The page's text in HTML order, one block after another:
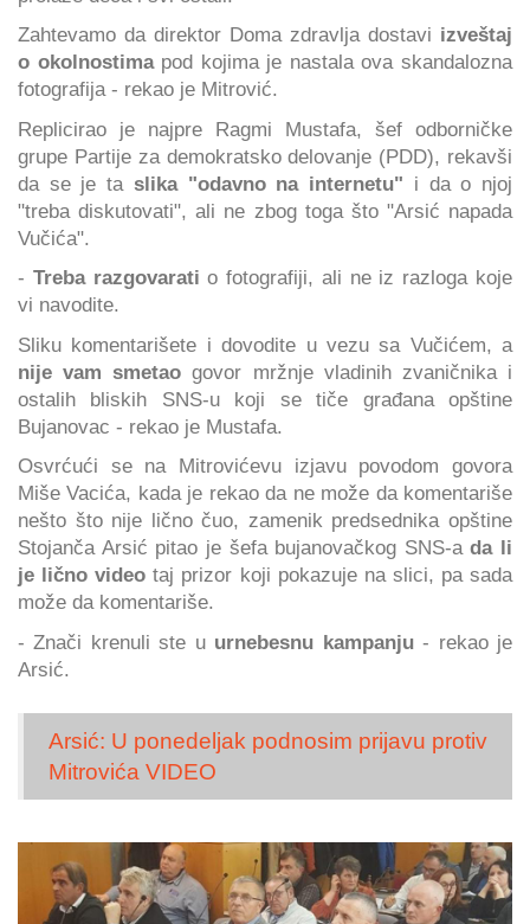
Zahtevamo da direktor Doma zdravlja dostavi izveštaj
o okolnostimapod kojima je nastala ova skandalozna
fotografija - rekao je Mitrović.
Replicirao je najpre Ragmi Mustafa, šef odborničke
grupe Partije za demokratsko delovanje (PDD), rekavši
da se je ta slika "odavno na internetu" i da o njoj
"treba diskutovati", ali ne zbog toga što "Arsić napada
Vučića".
- Treba razgovarati o fotografiji, ali ne iz razloga koje
vi navodite.
Sliku komentarišete i dovodite u vezu sa Vučićem, a
nije vam smetao govor mržnje vladinih zvaničnika i
ostalih bliskih SNS-u koji se tiče građana opštine
Bujanovac - rekao je Mustafa.
Osvrćući se na Mitrovićevu izjavu povodom govora
Miše Vacića, kada je rekao da ne može da komentariše
nešto što nije lično čuo, zamenik predsednika opštine
Stojanča Arsić pitao je šefa bujanovačkog SNS-ada li
je lično video taj prizor koji pokazuje na slici, pa sada
može da komentariše.
- Znači krenuli ste u urnebesnu kampanju- rekao je
Arsić.
Arsić: U ponedeljak podnosim prijavu protiv
Mitrovića VIDEO